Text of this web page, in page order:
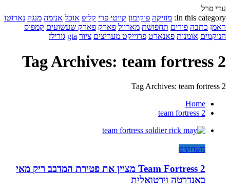
עדי פרל
In this category: מוזיקה פוקימון קייטי פרי קליפ אוכל אנימה מנגה נארוטו
ראמן כתבה פורים תחפושת מארוול פארק פארק שעשועים קמפוס
הנוקמים אומנות פאנארט פרוייקט מעריצים ציור gta גורילז
Tag Archives: team fortress 2
Tag Archives: team fortress 2
Home
team fortress 2
משחקים
Team Fortress 2 מציין את פטירת המדבב ריק מאי
באנדרטה וירטואלית